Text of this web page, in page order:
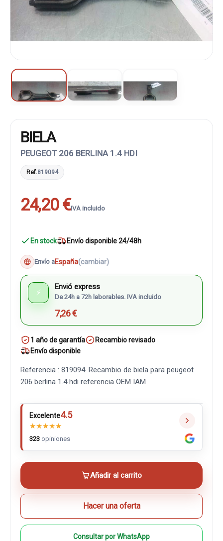
BIELA
PEUGEOT 206 BERLINA 1.4 HDI
Ref.819094
24,20 €IVA incluido
En stock Envío disponible 24/48h
Envío aEspaña(cambiar)
⚡
Envió express
De 24h a 72h laborables. IVA incluido
7,26 €
1 año de garantía
Recambio revisado
Envío disponible
Referencia : 819094. Recambio de biela para peugeot
206 berlina 1.4 hdi referencia OEM IAM
Excelente4.5
★★★★★
323 opiniones
Añadir al carrito
Hacer una oferta
Consultar por WhatsApp